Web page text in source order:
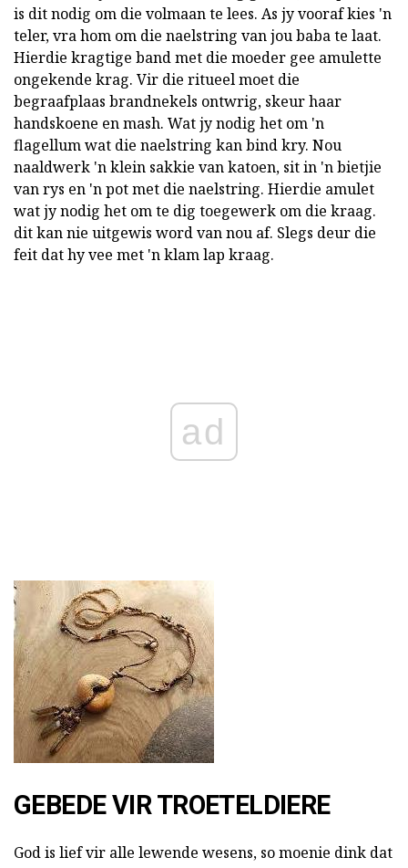
is dit nodig om die volmaan te lees. As jy vooraf kies 'n
teler, vra hom om die naelstring van jou baba te laat.
Hierdie kragtige band met die moeder gee amulette
ongekende krag. Vir die ritueel moet die
begraafplaas brandnekels ontwrig, skeur haar
handskoene en mash. Wat jy nodig het om 'n
flagellum wat die naelstring kan bind kry. Nou
naaldwerk 'n klein sakkie van katoen, sit in 'n bietjie
van rys en 'n pot met die naelstring. Hierdie amulet
wat jy nodig het om te dig toegewerk om die kraag.
dit kan nie uitgewis word van nou af. Slegs deur die
feit dat hy vee met 'n klam lap kraag.
ad
GEBEDE VIR TROETELDIERE
God is lief vir alle lewende wesens, so moenie dink dat